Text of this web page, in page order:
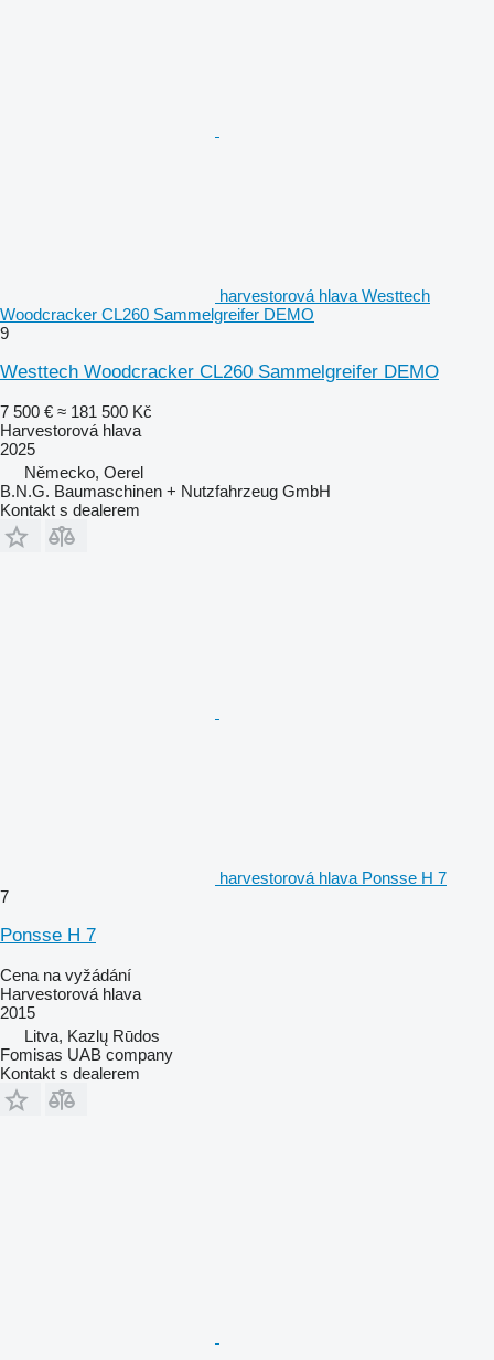
harvestorová hlava Westtech
Woodcracker CL260 Sammelgreifer DEMO
9
Westtech Woodcracker CL260 Sammelgreifer DEMO
7 500 € ≈ 181 500 Kč
Harvestorová hlava
2025
Německo, Oerel
B.N.G. Baumaschinen + Nutzfahrzeug GmbH
Kontakt s dealerem
harvestorová hlava Ponsse H 7
7
Ponsse H 7
Cena na vyžádání
Harvestorová hlava
2015
Litva, Kazlų Rūdos
Fomisas UAB company
Kontakt s dealerem